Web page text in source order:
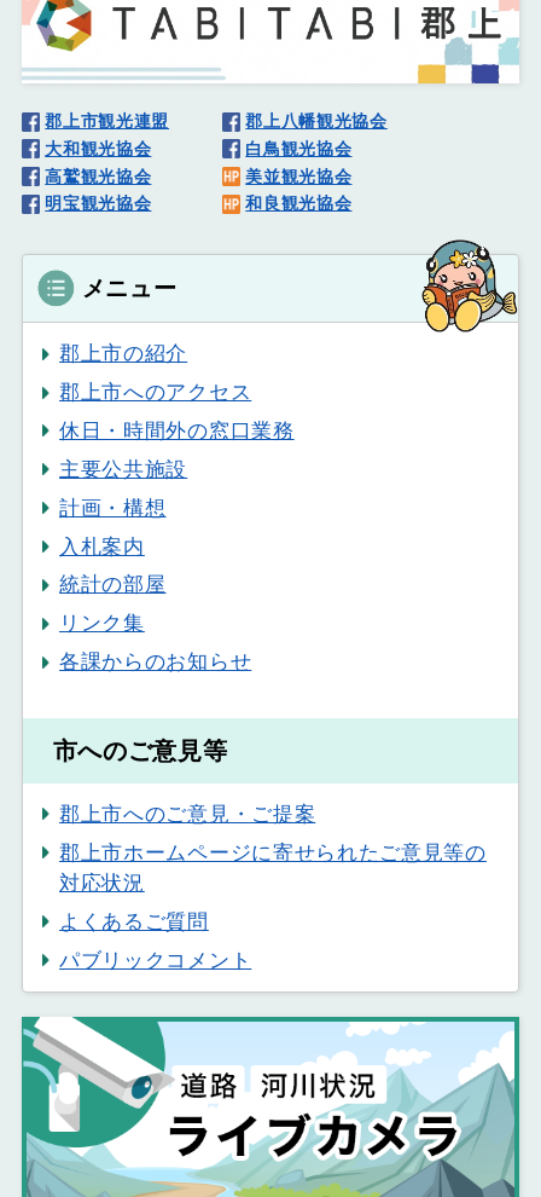
郡上市観光連盟
郡上八幡観光協会
大和観光協会
白鳥観光協会
高鷲観光協会
美並観光協会
明宝観光協会
和良観光協会
メニュー
郡上市の紹介
郡上市へのアクセス
休日・時間外の窓口業務
主要公共施設
計画・構想
入札案内
統計の部屋
リンク集
各課からのお知らせ
市へのご意見等
郡上市へのご意見・ご提案
郡上市ホームページに寄せられたご意見等の
対応状況
よくあるご質問
パブリックコメント